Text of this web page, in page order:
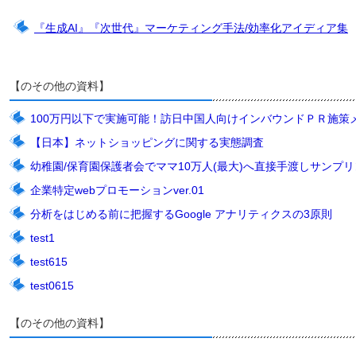
『生成AI』『次世代』マーケティング手法/効率化アイディア集
【のその他の資料】
100万円以下で実施可能！訪日中国人向けインバウンドＰＲ施策
【日本】ネットショッピングに関する実態調査
幼稚園/保育園保護者会でママ10万人(最大)へ直接手渡しサンプ
企業特定webプロモーションver.01
分析をはじめる前に把握するGoogle アナリティクスの3原則
test1
test615
test0615
【のその他の資料】